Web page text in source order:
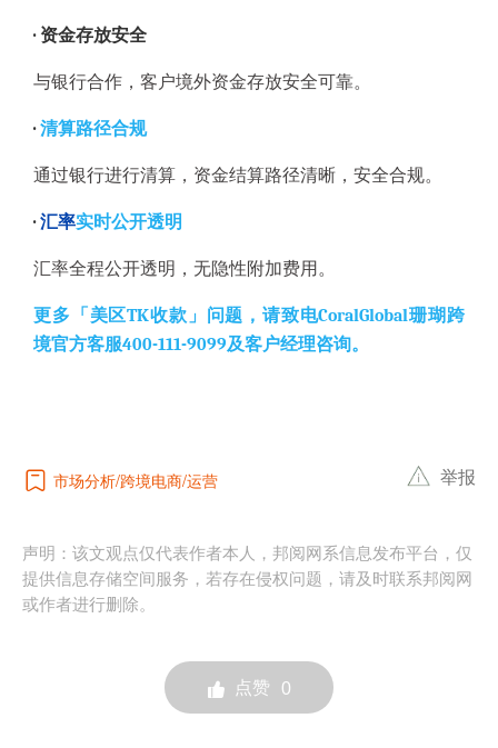
· 资金存放安全
与银行合作，客户境外资金存放安全可靠。
·清算路径合规
通过银行进行清算，资金结算路径清晰，安全合规。
·汇率实时公开透明
汇率全程公开透明，无隐性附加费用。
更多「美区TK收款」问题，请致电CoralGlobal珊瑚跨
境官方客服400-111-9099及客户经理咨询。
市场分析 跨境电商 运营 举报
声明：该文观点仅代表作者本人，邦阅网系信息发布平台，仅
提供信息存储空间服务，若存在侵权问题，请及时联系邦阅网
或作者进行删除。
点赞 0